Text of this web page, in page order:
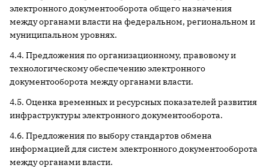
электронного документооборота общего назначения
между органами власти на федеральном, региональном и
муниципальном уровнях.
4.4. Предложения по организационному, правовому и
технологическому обеспечению электронного
документооборота между органами власти.
4.5. Оценка временных и ресурсных показателей развития
инфраструктуры электронного документооборота.
4.6. Предложения по выбору стандартов обмена
информацией для систем электронного документооборота
между органами власти.